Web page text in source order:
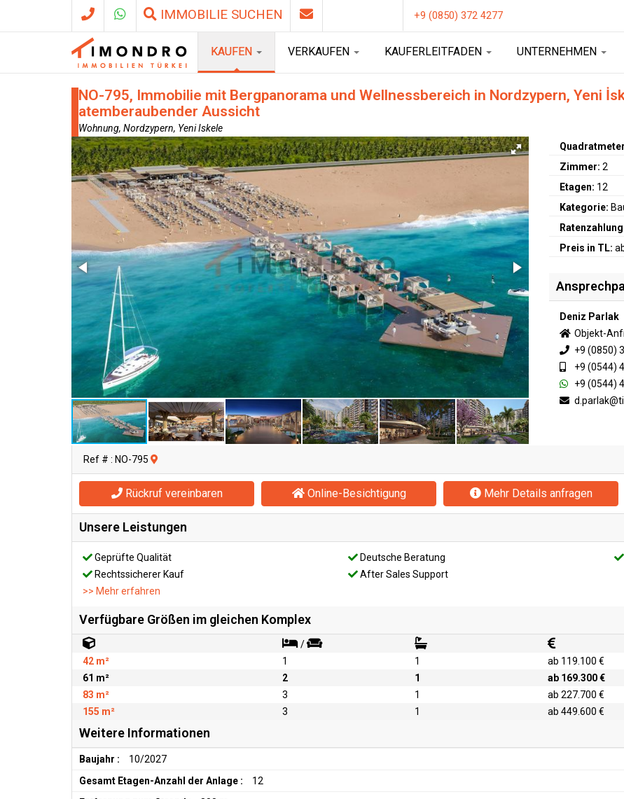
IMMOBILIE SUCHEN +9 (0850) 372 4277
KAUFEN VERKAUFEN KAUFERLEITFADEN UNTERNEHMEN
NO-795, Immobilie mit Bergpanorama und Wellnessbereich in Nordzypern, Yeni
atemberaubender Aussicht
Wohnung, Nordzypern, Yeni Iskele
Zimmer:2
Etagen: 12
Kategorie:
Preis in TL:
Deniz Parlak
Objekt-
+9 (0850)
+9 (0544)
+9 (0544)
Ref # : NO-795
Rückruf vereinbaren Online-Besichtigung Mehr Details anfragen
Unsere Leistungen
Geprüfte Qualität Deutsche Beratung
Rechtssicherer Kauf
After Sales Support
>> Mehr erfahren
Verfügbare Größen im gleichen Komplex
/
42 m²
1 1
ab 119.100 €
61 m²
2 1
ab 169.300 €
83 m²
3 1
ab 227.700 €
155 m²
3 1 ab 449.600 €
Weitere Informationen
Baujahr :
10/2027
Gesamt Etagen-Anzahl der Anlage :
12